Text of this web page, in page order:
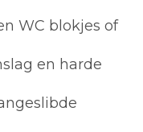
WC blokjes of
en harde